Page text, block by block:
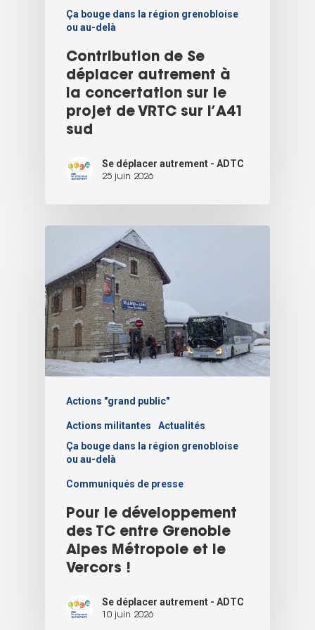
Ça bouge dans la région grenobloise
ou au-delà
Contribution de Se
déplacer autrement à
la concertation sur le
projet de VRTC sur l’A41
sud
Se déplacer autrement - ADTC
25 juin 2026
Actions "grand public"
Actions militantes
Actualités
Ça bouge dans la région grenobloise
ou au-delà
Communiqués de presse
Pour le développement
des TC entre Grenoble
Alpes Métropole et le
Vercors !
Se déplacer autrement - ADTC
10 juin 2026